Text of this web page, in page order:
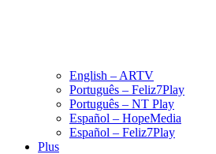
English – ARTV
Português – Feliz7Play
Português – NT Play
Español – HopeMedia
Español – Feliz7Play
Plus